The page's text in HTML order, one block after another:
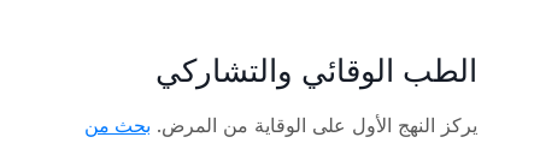
الطب الوقائي والتشاركي
يركز النهج الأول على الوقاية من المرض. بحث من